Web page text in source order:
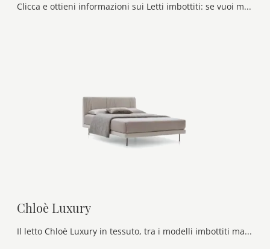
Clicca e ottieni informazioni sui Letti imbottiti: se vuoi modelli matrimoniali design, il modello Clip Ditre Italia fa per te.
Chloè Luxury
Il letto Chloè Luxury in tessuto, tra i modelli imbottiti matrimoniali moderni di Ditre Italia, è perfetto per garantirti il sonno più profondo.